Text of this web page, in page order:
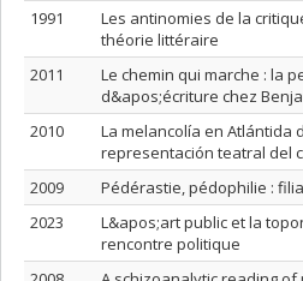
1991
Les antinomies de la
théorie littéraire
2011
Le chemin qui marche : la
d&apos;écriture chez
2010
La melancolía en Atlántida
representación teatral del
2009
Pédérastie, pédophilie :
2023
L&apos;art public et la
rencontre politique